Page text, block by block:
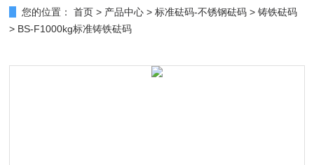
您的位置： 首页 > 产品中心 >标准砝码-不锈钢砝码 >铸铁砝码
> BS-F1000kg标准铸铁砝码